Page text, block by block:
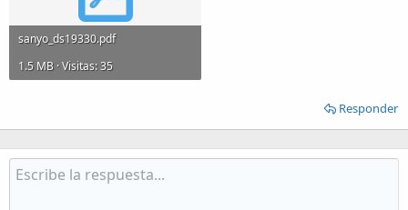
sanyo_ds19330.pdf
1.5 MB · Visitas: 35
Responder